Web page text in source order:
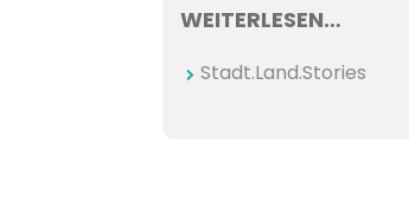
WEITERLESEN…
Stadt.Land.Stories